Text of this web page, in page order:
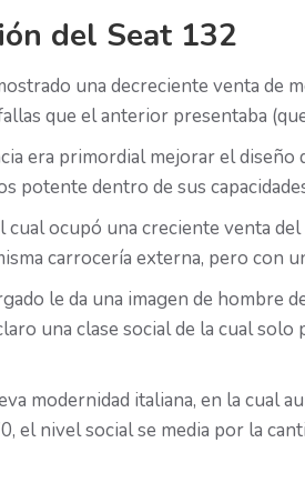
del Seat 132
una decreciente venta de
que el anterior presentaba
era primordial mejorar el
potente dentro de sus
cual ocupó una creciente venta
carrocería externa, pero con
le da una imagen de hombre
una clase social de la cual
modernidad italiana, en la cual
el nivel social se media por la